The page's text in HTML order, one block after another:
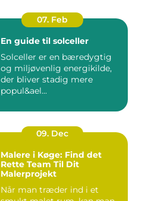
07. Feb
En guide til solceller
Solceller er en bæredygtig
og miljøvenlig energikilde,
der bliver stadig mere
popul&ael...
09. Dec
Malere i Køge: Find det
Rette Team Til Dit
Malerprojekt
Når man træder ind i et